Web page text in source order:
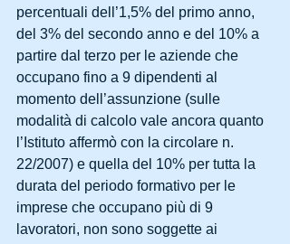
percentuali dell’1,5% del primo anno,
del 3% del secondo anno e del 10% a
partire dal terzo per le aziende che
occupano fino a 9 dipendenti al
momento dell’assunzione (sulle
modalità di calcolo vale ancora quanto
l’Istituto affermò con la circolare n.
22/2007) e quella del 10% per tutta la
durata del periodo formativo per le
imprese che occupano più di 9
lavoratori, non sono soggette ai